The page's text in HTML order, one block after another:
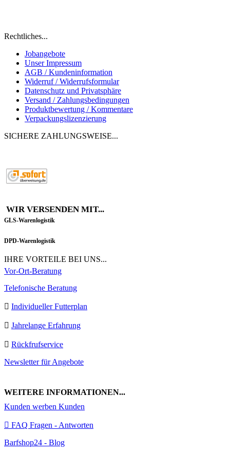
Rechtliches...
Jobangebote
Unser Impressum
AGB / Kundeninformation
Widerruf / Widerrufsformular
Datenschutz und Privatsphäre
Versand / Zahlungsbedingungen
Produktbewertung / Kommentare
Verpackungslizenzierung
SICHERE ZAHLUNGSWEISE...
WIR VERSENDEN MIT...
GLS-Warenlogistik
DPD-Warenlogistik
IHRE VORTEILE BEI UNS...
Vor-Ort-Beratung
Telefonische Beratung
Individueller Futterplan
Jahrelange Erfahrung
Rückfrufservice
Newsletter für Angebote
WEITERE INFORMATIONEN...
Kunden werben Kunden
FAQ Fragen - Antworten
Barfshop24 - Blog